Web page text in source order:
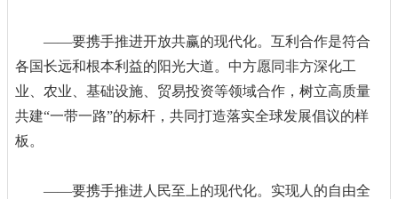
——要携手推进开放共赢的现代化。互利合作是符合
各国长远和根本利益的阳光大道。中方愿同非方深化工
业、农业、基础设施、贸易投资等领域合作，树立高质量
共建“一带一路”的标杆，共同打造落实全球发展倡议的样
板。
——要携手推进人民至上的现代化。实现人的自由全